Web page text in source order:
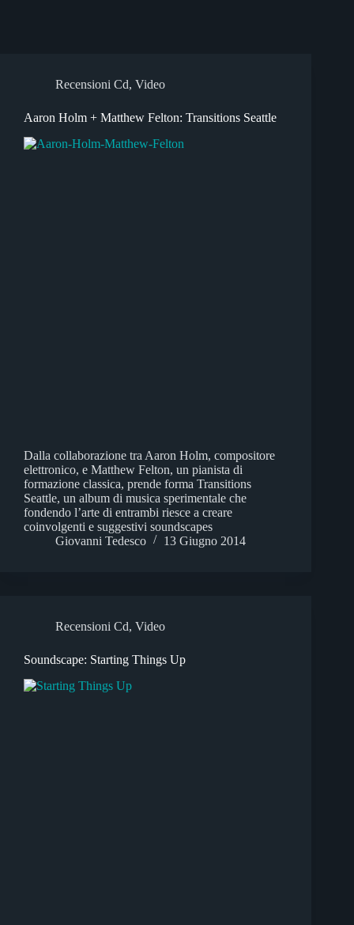
Recensioni Cd, Video
Aaron Holm + Matthew Felton: Transitions Seattle
Dalla collaborazione tra Aaron Holm, compositore
elettronico, e Matthew Felton, un pianista di
formazione classica, prende forma Transitions
Seattle, un album di musica sperimentale che
fondendo l’arte di entrambi riesce a creare
coinvolgenti e suggestivi soundscapes
Giovanni Tedesco
13 Giugno 2014
Recensioni Cd, Video
Soundscape: Starting Things Up